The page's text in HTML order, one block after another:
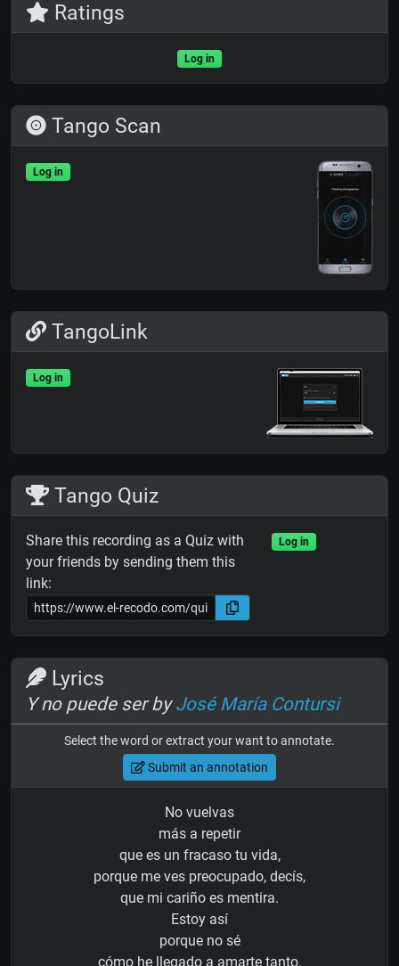
Ratings
Log in
Tango Scan
Log in
TangoLink
Log in
Tango Quiz
Share this recording as a Quiz with
your friends by sending them this
link:
Log in
Lyrics
Y no puede ser byJosé María Contursi
Select the word or extract your want to annotate.
Submit an annotation
No vuelvas
más a repetir
que es un fracaso tu vida,
porque me ves preocupado, decís,
que mi cariño es mentira.
Estoy así
porque no sé
cómo he llegado a amarte tanto.